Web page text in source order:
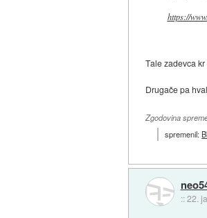
https://
Tale zadevca
Drugače pa
Zgodovina
spremenil:
::22.